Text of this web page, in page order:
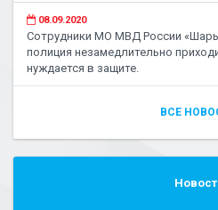
08.09.2020
Сотрудники МО МВД России
полиция незамедлительно
нуждается в защите.
ВСЕ